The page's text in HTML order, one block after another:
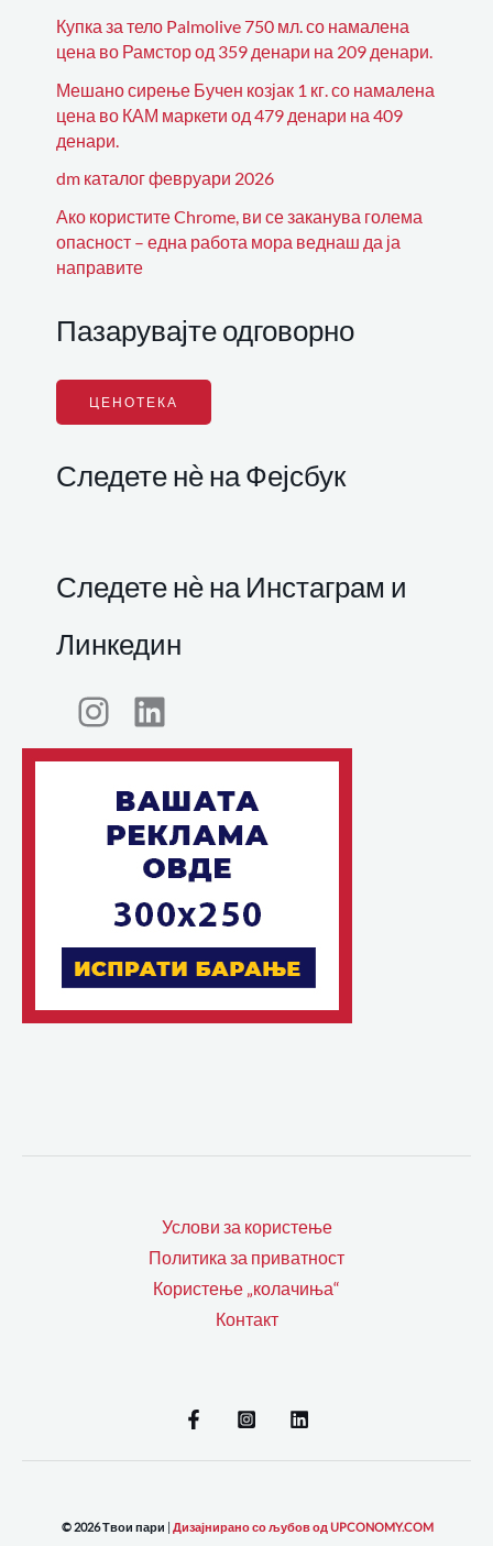
Купка за тело Palmolive 750 мл. со намалена
цена во Рамстор од 359 денари на 209 денари.
Мешано сирење Бучен козјак 1 кг. со намалена
цена во КАМ маркети од 479 денари на 409
денари.
dm каталог февруари 2026
Ако користите Chrome, ви се заканува голема
опасност – една работа мора веднаш да ја
направите
Пазарувајте одговорно
ЦЕНОТЕКА
Следете нѐ на Фејсбук
Следете нѐ на Инстаграм и
Линкедин
Услови за користење
Политика за приватност
Користење „колачиња“
Контакт
© 2026 Твои пари | Дизајнирано со љубов од UPCONOMY.COM